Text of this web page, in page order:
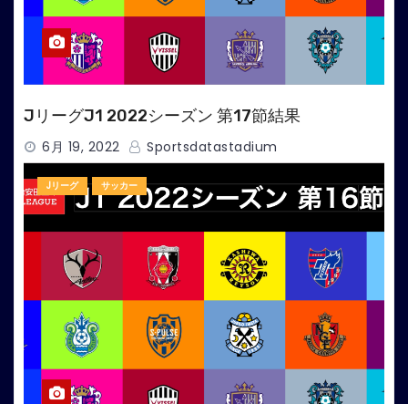
JリーグJ1 2022シーズン 第17節結果
6月 19, 2022 Sportsdatastadium
Jリーグ サッカー